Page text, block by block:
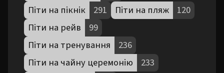
Піти на пікнік
291 Піти на пляж
120
Піти на рейв
99
Піти на тренування
236
Піти на чайну церемонію
233